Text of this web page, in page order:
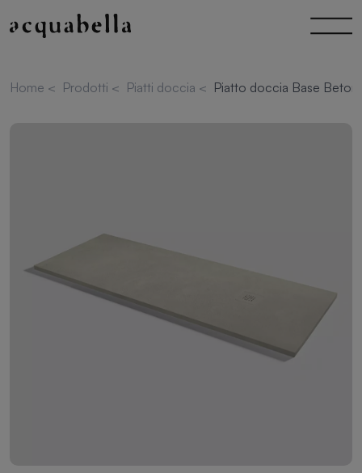
Home < Prodotti < Piatti doccia < Piatto doccia Base